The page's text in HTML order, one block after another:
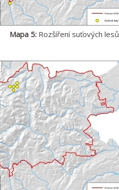
Mapa 5:Rozšíření suťových lesů